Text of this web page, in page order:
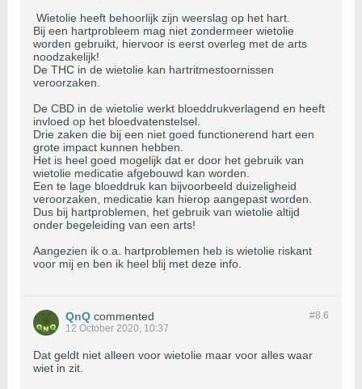
Wietolie heeft behoorlijk zijn weerslag op het hart.
Bij een hartprobleem mag niet zondermeer wietolie
worden gebruikt, hiervoor is eerst overleg met de arts
noodzakelijk!
De THC in de wietolie kan hartritmestoornissen
veroorzaken.
De CBD in de wietolie werkt bloeddrukverlagend en heeft
invloed op het bloedvatenstelsel.
Drie zaken die bij een niet goed functionerend hart een
grote impact kunnen hebben.
Het is heel goed mogelijk dat er door het gebruik van
wietolie medicatie afgebouwd kan worden.
Een te lage bloeddruk kan bijvoorbeeld duizeligheid
veroorzaken, medicatie kan hierop aangepast worden.
Dus bij hartproblemen, het gebruik van wietolie altijd
onder begeleiding van een arts!
Aangezien ik o.a. hartproblemen heb is wietolie riskant
voor mij en ben ik heel blij met deze info.
#8.6
QnQ commented
12 October 2020, 10:37
Dat geldt niet alleen voor wietolie maar voor alles waar
wiet in zit.